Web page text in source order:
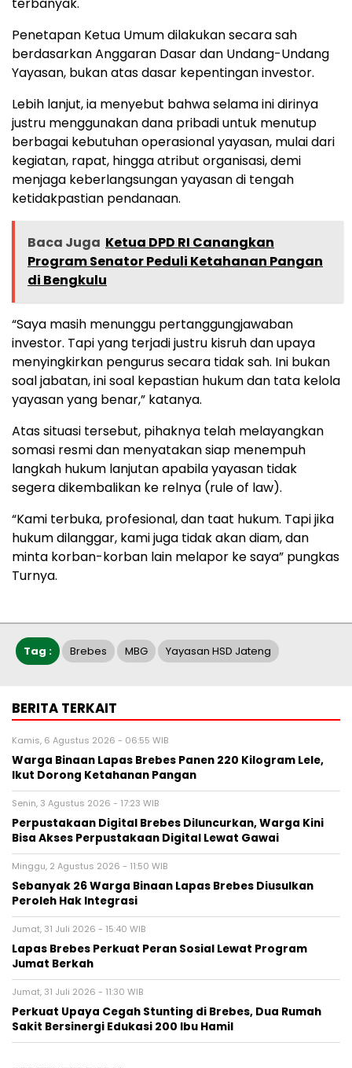
Penetapan Ketua Umum dilakukan secara sah
berdasarkan Anggaran Dasar dan Undang-Undang
Yayasan, bukan atas dasar kepentingan investor.
Lebih lanjut, ia menyebut bahwa selama ini dirinya
justru menggunakan dana pribadi untuk menutup
berbagai kebutuhan operasional yayasan, mulai dari
kegiatan, rapat, hingga atribut organisasi, demi
menjaga keberlangsungan yayasan di tengah
ketidakpastian pendanaan.
Baca Juga Ketua DPD RI Canangkan
Program Senator Peduli Ketahanan Pangan
di Bengkulu
“Saya masih menunggu pertanggungjawaban
investor. Tapi yang terjadi justru kisruh dan upaya
menyingkirkan pengurus secara tidak sah. Ini bukan
soal jabatan, ini soal kepastian hukum dan tata kelola
yayasan yang benar,” katanya.
Atas situasi tersebut, pihaknya telah melayangkan
somasi resmi dan menyatakan siap menempuh
langkah hukum lanjutan apabila yayasan tidak
segera dikembalikan ke relnya (rule of law).
“Kami terbuka, profesional, dan taat hukum. Tapi jika
hukum dilanggar, kami juga tidak akan diam, dan
minta korban-korban lain melapor ke saya” pungkas
Turnya.
Tag : Brebes MBG Yayasan HSD Jateng
BERITA TERKAIT
Kamis, 6 Agustus 2026 - 06:55 WIB
Warga Binaan Lapas Brebes Panen 220 Kilogram Lele,
Ikut Dorong Ketahanan Pangan
Senin, 3 Agustus 2026 - 17:23 WIB
Perpustakaan Digital Brebes Diluncurkan, Warga Kini
Bisa Akses Perpustakaan Digital Lewat Gawai
Minggu, 2 Agustus 2026 - 11:50 WIB
Sebanyak 26 Warga Binaan Lapas Brebes Diusulkan
Peroleh Hak Integrasi
Jumat, 31 Juli 2026 - 15:40 WIB
Lapas Brebes Perkuat Peran Sosial Lewat Program
Jumat Berkah
Jumat, 31 Juli 2026 - 11:30 WIB
Perkuat Upaya Cegah Stunting di Brebes, Dua Rumah
Sakit Bersinergi Edukasi 200 Ibu Hamil